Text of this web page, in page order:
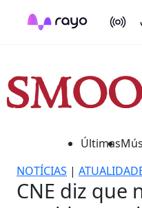
On Air
Últimas
NOTÍCIAS |
CNE diz que